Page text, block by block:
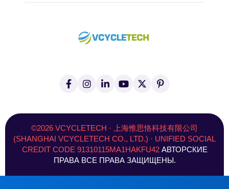
F
a
b
o
o
k
-
ф
И
н
а
г
р
а
м
i
e
d
I
n
-
в
Ю
т
X
(
i
t
t
e
r
)
P
i
e
r
e
s
t
©2026 VCYCLETECH · 上海惟思恪科技有限公司
(SHANGHAI VCYCLETECH CO., LTD.) · UNIFIED SOCIAL
CREDIT CODE 91310115MA1HAKFU42 АВТОРСКИЕ
ПРАВА ВСЕ ПРАВА ЗАЩИЩЕНЫ.